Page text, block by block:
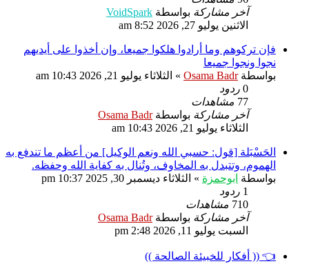
آخر مشاركة بواسطة VoidSpark
الاثنين يوليو 27, 2026 8:52 am
فإن تركوهم وما أرادوا هلكوا جميعا، وإن أخذوا على أيديهم
نجوا ونجوا جميعا
بواسطةOsama Badr
» الثلاثاء يوليو 21, 2026 10:43 am
0 ردود
77 مشاهدات
آخر مشاركة بواسطةOsama Badr
الثلاثاء يوليو 21, 2026 10:43 am
الحَسْبَلة [قول: حسبي الله ونعم الوكيل] من أعظم ما تندفع به
الهموم، وتتبدل به المخاوف، وتُنال به كفاية الله وحفظه.
بواسطة ابوحمزة » الثلاثاء ديسمبر 30, 2025 10:37 pm
1 ردود
710 مشاهدات
آخر مشاركة بواسطةOsama Badr
السبت يوليو 11, 2026 2:48 pm
👈 (( أفكار للخبيئة الصالحة ))